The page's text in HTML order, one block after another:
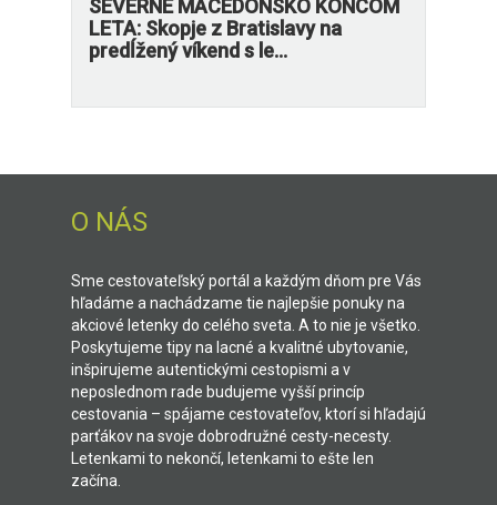
SEVERNÉ MACEDÓNSKO KONCOM
LETA: Skopje z Bratislavy na
predĺžený víkend s le...
O NÁS
Sme cestovateľský portál a každým dňom pre Vás
hľadáme a nachádzame tie najlepšie ponuky na
akciové letenky do celého sveta. A to nie je všetko.
Poskytujeme tipy na lacné a kvalitné ubytovanie,
inšpirujeme autentickými cestopismi a v
neposlednom rade budujeme vyšší princíp
cestovania – spájame cestovateľov, ktorí si hľadajú
parťákov na svoje dobrodružné cesty-necesty.
Letenkami to nekončí, letenkami to ešte len
začína.